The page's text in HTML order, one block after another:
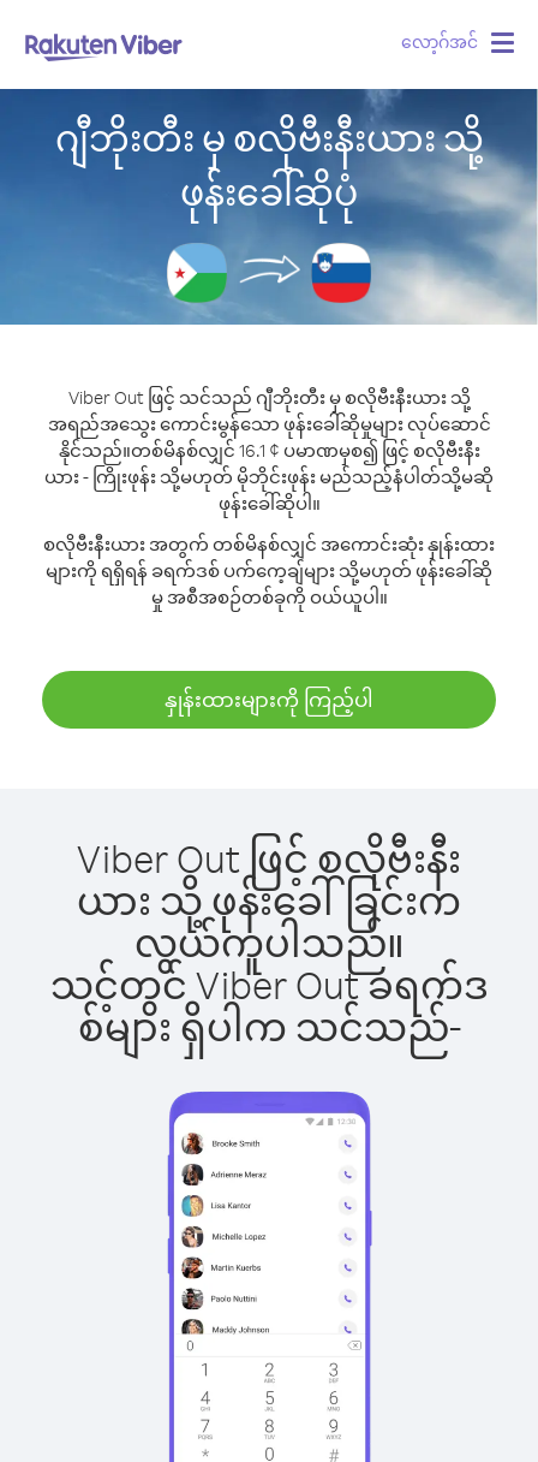
လော့ဂ်အင်
ဂျီဘိုးတီး မှ စလိုဗီးနီးယား သို့
ဖုန်းခေါ်ဆိုပုံ
Viber Out ဖြင့် သင်သည် ဂျီဘိုးတီး မှ စလိုဗီးနီးယား သို့
အရည်အသွေး ကောင်းမွန်သော ဖုန်းခေါ်ဆိုမှုများ လုပ်ဆောင်
နိုင်သည်။တစ်မိနစ်လျှင် 16.1 ¢ ပမာဏမှစ၍ ဖြင့် စလိုဗီးနီး
ယား - ကြိုးဖုန်း သို့မဟုတ် မိုဘိုင်းဖုန်း မည်သည့်နံပါတ်သို့မဆို
ဖုန်းခေါ်ဆိုပါ။
စလိုဗီးနီးယား အတွက် တစ်မိနစ်လျှင် အကောင်းဆုံး နှုန်းထား
များကို ရရှိရန် ခရက်ဒစ် ပက်ကေ့ချ်များ သို့မဟုတ် ဖုန်းခေါ်ဆို
မှု အစီအစဉ်တစ်ခုကို ဝယ်ယူပါ။
နှုန်းထားများကို ကြည့်ပါ
Viber Out ဖြင့် စလိုဗီးနီး
ယား သို့ ဖုန်းခေါ်ခြင်းက
လွယ်ကူပါသည်။
သင့်တွင် Viber Out ခရက်ဒ
စ်များ ရှိပါက သင်သည်-